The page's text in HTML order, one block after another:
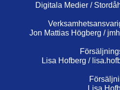
Digitala Medier /
Jon Mattias Högberg /
Lisa Hofberg /
Lisa